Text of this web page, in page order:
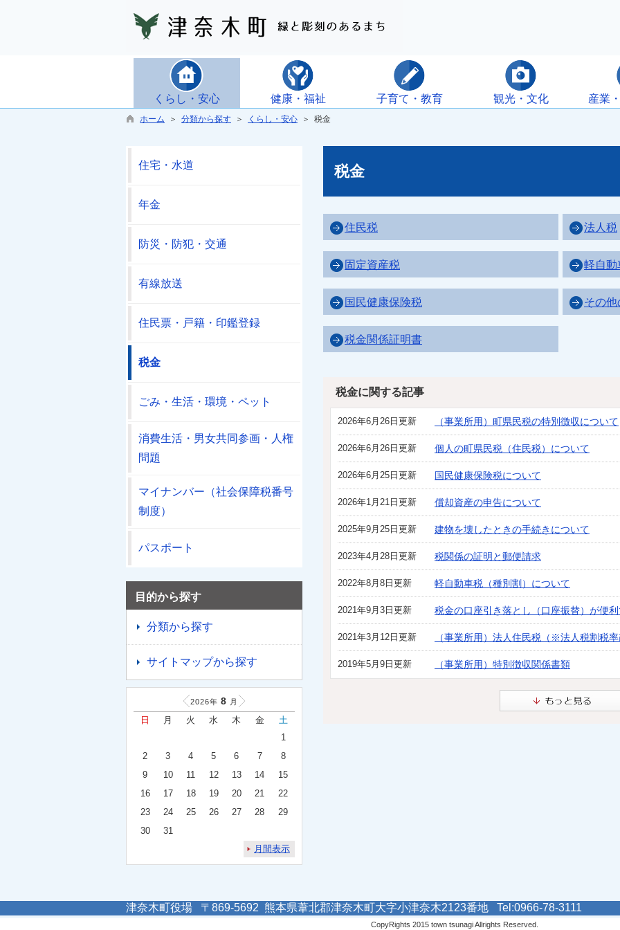
くらし・安心 健康・福祉 子育て・教育 観光・文化 産業
ホーム ＞ 分類から探す ＞ くらし・安心 ＞ 税金
税金
住民税 法人税
固定資産税 軽自動
国民健康保険税 その他
税金関係証明書
税金に関する記事
2026年6月26日更新 （事業所用）町県民税の特別徴収について
2026年6月26日更新 個人の町県民税（住民税）について
2026年6月25日更新 国民健康保険税について
2026年1月21日更新 償却資産の申告について
2025年9月25日更新 建物を壊したときの手続きについて
2023年4月28日更新 税関係の証明と郵便請求
2022年8月8日更新 軽自動車税（種別割）について
2021年9月3日更新 税金の口座引き落とし（口座振替）が便
2021年3月12日更新 （事業所用）法人住民税（※法人税割税
2019年5月9日更新 （事業所用）特別徴収関係書類
住宅・水道
年金
防災・防犯・交通
有線放送
住民票・戸籍・印鑑登録
税金
ごみ・生活・環境・ペット
消費生活・男女共同参画・人権
問題
マイナンバー（社会保障税番号
制度）
パスポート
目的から探す
分類から探す
サイトマップから探す
2026年 8 月
日 月 火 水 木 金
土
1
2
3 4 5 6 7
8
9
10 11 12 13 14
15
16
17 18 19 20 21
22
23
24 25 26 27 28
29
30
31
月間表示
津奈木町役場 〒869-5692 熊本県葦北郡津奈木町大字小津奈木2123番地 Tel:0966-78-3111
CopyRights 2015 town tsunagi Allrights Reserved.